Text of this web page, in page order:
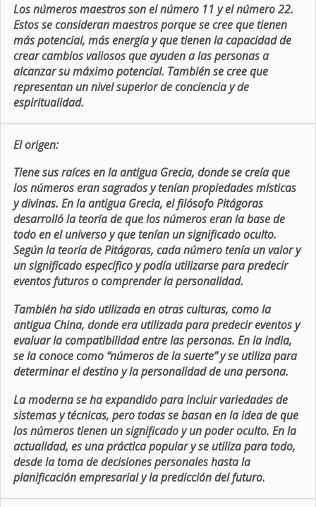
Los números maestros son el número 11 y el número 22.
Estos se consideran maestros porque se cree que tienen
más potencial, más energía y que tienen la capacidad de
crear cambios valiosos que ayuden a las personas a
alcanzar su máximo potencial. También se cree que
representan un nivel superior de conciencia y de
espiritualidad.
El origen:
Tiene sus raíces en la antigua Grecia, donde se creía que
los números eran sagrados y tenían propiedades místicas
y divinas. En la antigua Grecia, el filósofo Pitágoras
desarrolló la teoría de que los números eran la base de
todo en el universo y que tenían un significado oculto.
Según la teoría de Pitágoras, cada número tenía un valor y
un significado específico y podía utilizarse para predecir
eventos futuros o comprender la personalidad.
También ha sido utilizada en otras culturas, como la
antigua China, donde era utilizada para predecir eventos y
evaluar la compatibilidad entre las personas. En la India,
se la conoce como “números de la suerte” y se utiliza para
determinar el destino y la personalidad de una persona.
La moderna se ha expandido para incluir variedades de
sistemas y técnicas, pero todas se basan en la idea de que
los números tienen un significado y un poder oculto. En la
actualidad, es una práctica popular y se utiliza para todo,
desde la toma de decisiones personales hasta la
planificación empresarial y la predicción del futuro.